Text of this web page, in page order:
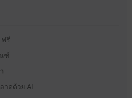
ฟรี
ฑ์
าดด้วย AI